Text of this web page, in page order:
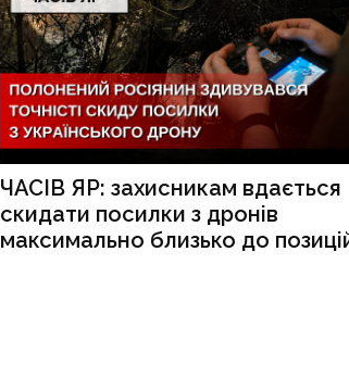
ЧАСІВ ЯР: захисникам вдається
скидати посилки з дронів
максимально близько до